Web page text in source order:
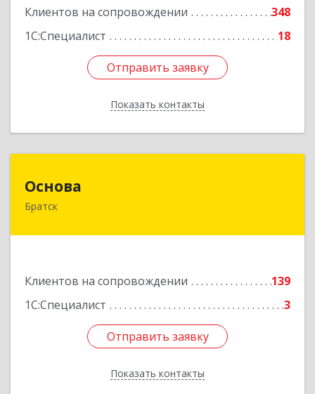
Клиентов на сопровождении
348
1С:Специалист
18
Отправить заявку
Показать контакты
Отправить заявку
Назад
Основа
Братск
Клиентов на сопровождении
139
1С:Специалист
3
Отправить заявку
Показать контакты
Отправить заявку
Назад